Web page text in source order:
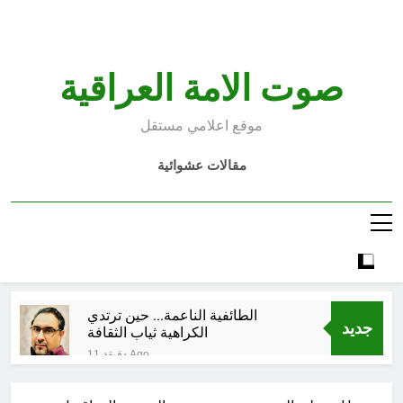
صوت الامة العراقية
موقع اعلامي مستقل
مقالات عشوائية
جديد
الطائفية الناعمة… حين ترتدي
الكراهية ثياب الثقافة
11 دقيقة Ago